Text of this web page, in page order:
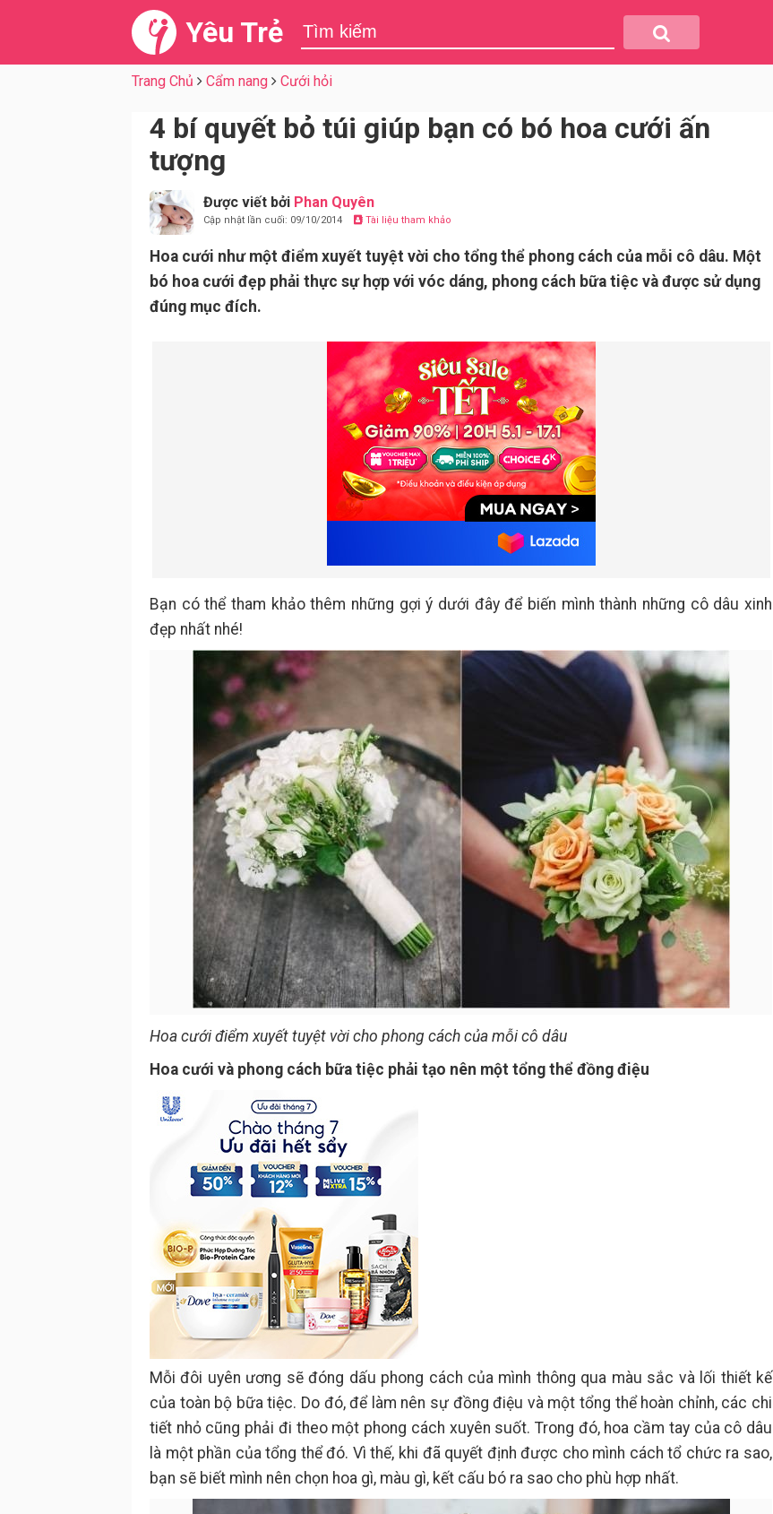
Yêu Trẻ
Trang Chủ Cẩm nang Cưới hỏi
4 bí quyết bỏ túi giúp bạn có bó hoa cưới ấn
tượng
Được viết bởi Phan Quyên
Cập nhật lần cuối: 09/10/2014 Tài liệu tham khảo
Hoa cưới như một điểm xuyết tuyệt vời cho tổng thể phong cách của mỗi cô dâu. Một
bó hoa cưới đẹp phải thực sự hợp với vóc dáng, phong cách bữa tiệc và được sử dụng
đúng mục đích.
Bạn có thể tham khảo thêm những gợi ý dưới đây để biến mình thành những cô dâu xinh
đẹp nhất nhé!
Hoa cưới điểm xuyết tuyệt vời cho phong cách của mỗi cô dâu
Hoa cưới và phong cách bữa tiệc phải tạo nên một tổng thể đồng điệu
Mỗi đôi uyên ương sẽ đóng dấu phong cách của mình thông qua màu sắc và lối thiết kế
của toàn bộ bữa tiệc. Do đó, để làm nên sự đồng điệu và một tổng thể hoàn chỉnh, các chi
tiết nhỏ cũng phải đi theo một phong cách xuyên suốt. Trong đó, hoa cầm tay của cô dâu
là một phần của tổng thể đó. Vì thế, khi đã quyết định được cho mình cách tổ chức ra sao,
bạn sẽ biết mình nên chọn hoa gì, màu gì, kết cấu bó ra sao cho phù hợp nhất.